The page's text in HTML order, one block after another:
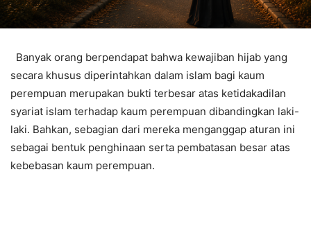
Banyak orang berpendapat bahwa kewajiban hijab yang
secara khusus diperintahkan dalam islam bagi kaum
perempuan merupakan bukti terbesar atas ketidakadilan
syariat islam terhadap kaum perempuan dibandingkan laki-
laki. Bahkan, sebagian dari mereka menganggap aturan ini
sebagai bentuk penghinaan serta pembatasan besar atas
kebebasan kaum perempuan.